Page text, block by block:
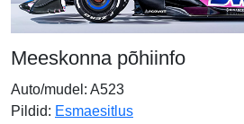
Meeskonna põhiinfo
Auto/mudel: A523
Pildid: Esmaesitlus